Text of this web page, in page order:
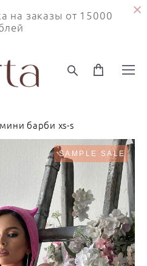
на заказы от 15000
барби xs-s
SAMPLE SALE